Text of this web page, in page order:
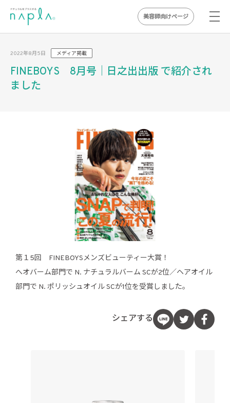
content
美容師向けページ
2022年8月5日 メディア掲載
FINEBOYS 8月号｜日之出出版 で紹介され
ました
第１5回 FINEBOYSメンズビューティー大賞！
へオバーム部門で N. ナチュラルバーム SCが2位／ヘアオイル
部門で N. ポリッシュオイル SCが1位を受賞しました。
シェアする